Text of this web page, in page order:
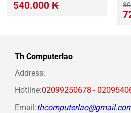
Giá
gốc
540.000 ₭Giá
hiện
Th Computerlao
Address:
Hotline:02099250678 -
Email: